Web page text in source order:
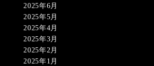
2025年6月
2025年5月
2025年4月
2025年3月
2025年2月
2025年1月